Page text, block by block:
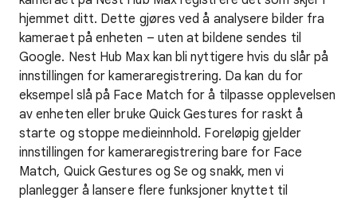
hjemmet ditt. Dette gjøres ved å analysere bilder fra
kameraet på enheten – uten at bildene sendes til
Google. Nest Hub Max kan bli nyttigere hvis du slår på
innstillingen for kameraregistrering. Da kan du for
eksempel slå på Face Match for å tilpasse opplevelsen
av enheten eller bruke Quick Gestures for raskt å
starte og stoppe medieinnhold. Foreløpig gjelder
innstillingen for kameraregistrering bare for Face
Match, Quick Gestures og Se og snakk, men vi
planlegger å lansere flere funksjoner knyttet til